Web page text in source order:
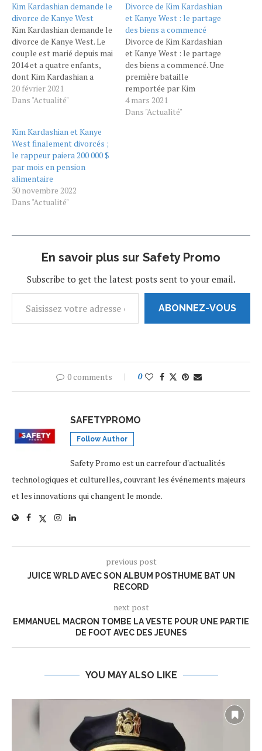
Kim Kardashian demande le
divorce de Kanye West
Kim Kardashian demande le
divorce de Kanye West. Le
couple est marié depuis mai
2014 et a quatre enfants,
dont Kim Kardashian a
demandé la garde partagée.
La star américaine de
vendredi le divorce de son
époux, le rappeur et
entrepreneur Kanye West,
selon…
20 février 2021
Dans "Actualité"
Divorce de Kim Kardashian
et Kanye West : le partage
des biens a commencé
Divorce de Kim Kardashian
et Kanye West : le partage
des biens a commencé. Une
première bataille
remportée par Kim
Kardashian dans son
divorce avec Kanye West. Le
4 mars 2021
Dans "Actualité"
Kim Kardashian et Kanye
West finalement divorcés ;
le rappeur paiera 200 000 $
par mois en pension
alimentaire
30 novembre 2022
Dans "Actualité"
En savoir plus sur Safety Promo
Subscribe to get the latest posts sent to your email.
ABONNEZ-VOUS
0 comments 0
SAFETYPROMO
Follow Author
Safety Promo est un carrefour d'actualités
technologiques et culturelles, couvrant les événements majeurs
et les innovations qui changent le monde.
previous post
JUICE WRLD AVEC SON ALBUM POSTHUME BAT UN
RECORD
next post
EMMANUEL MACRON TOMBE LA VESTE POUR UNE PARTIE
DE FOOT AVEC DES JEUNES
YOU MAY ALSO LIKE